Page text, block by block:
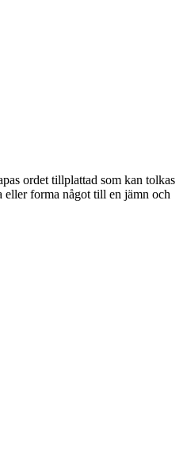
ordet tillplattad som kan tolkas
eller forma något till en jämn och